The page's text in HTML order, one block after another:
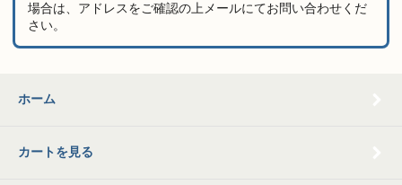
場合は、アドレスをご確認の上メールにてお問い合わせくだ
さい。
ホーム
カートを見る